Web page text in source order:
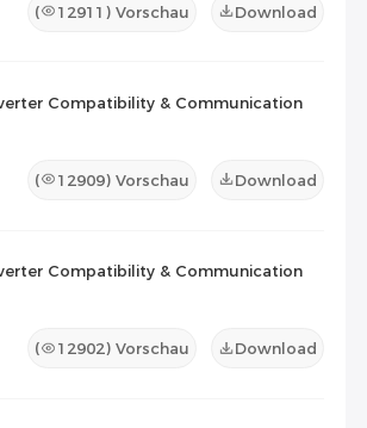
( 12911 ) Vorschau Download
Compatibility & Communication
( 12909) Vorschau Download
Compatibility & Communication
( 12902) Vorschau Download